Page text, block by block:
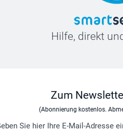
Hilfe, direkt
Zum
(Abonnierung kostenlos.
Sie hier Ihre E-Mail-Adresse